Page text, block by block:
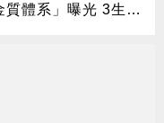
體系」曝光 3生肖
旺到「錢自己找上